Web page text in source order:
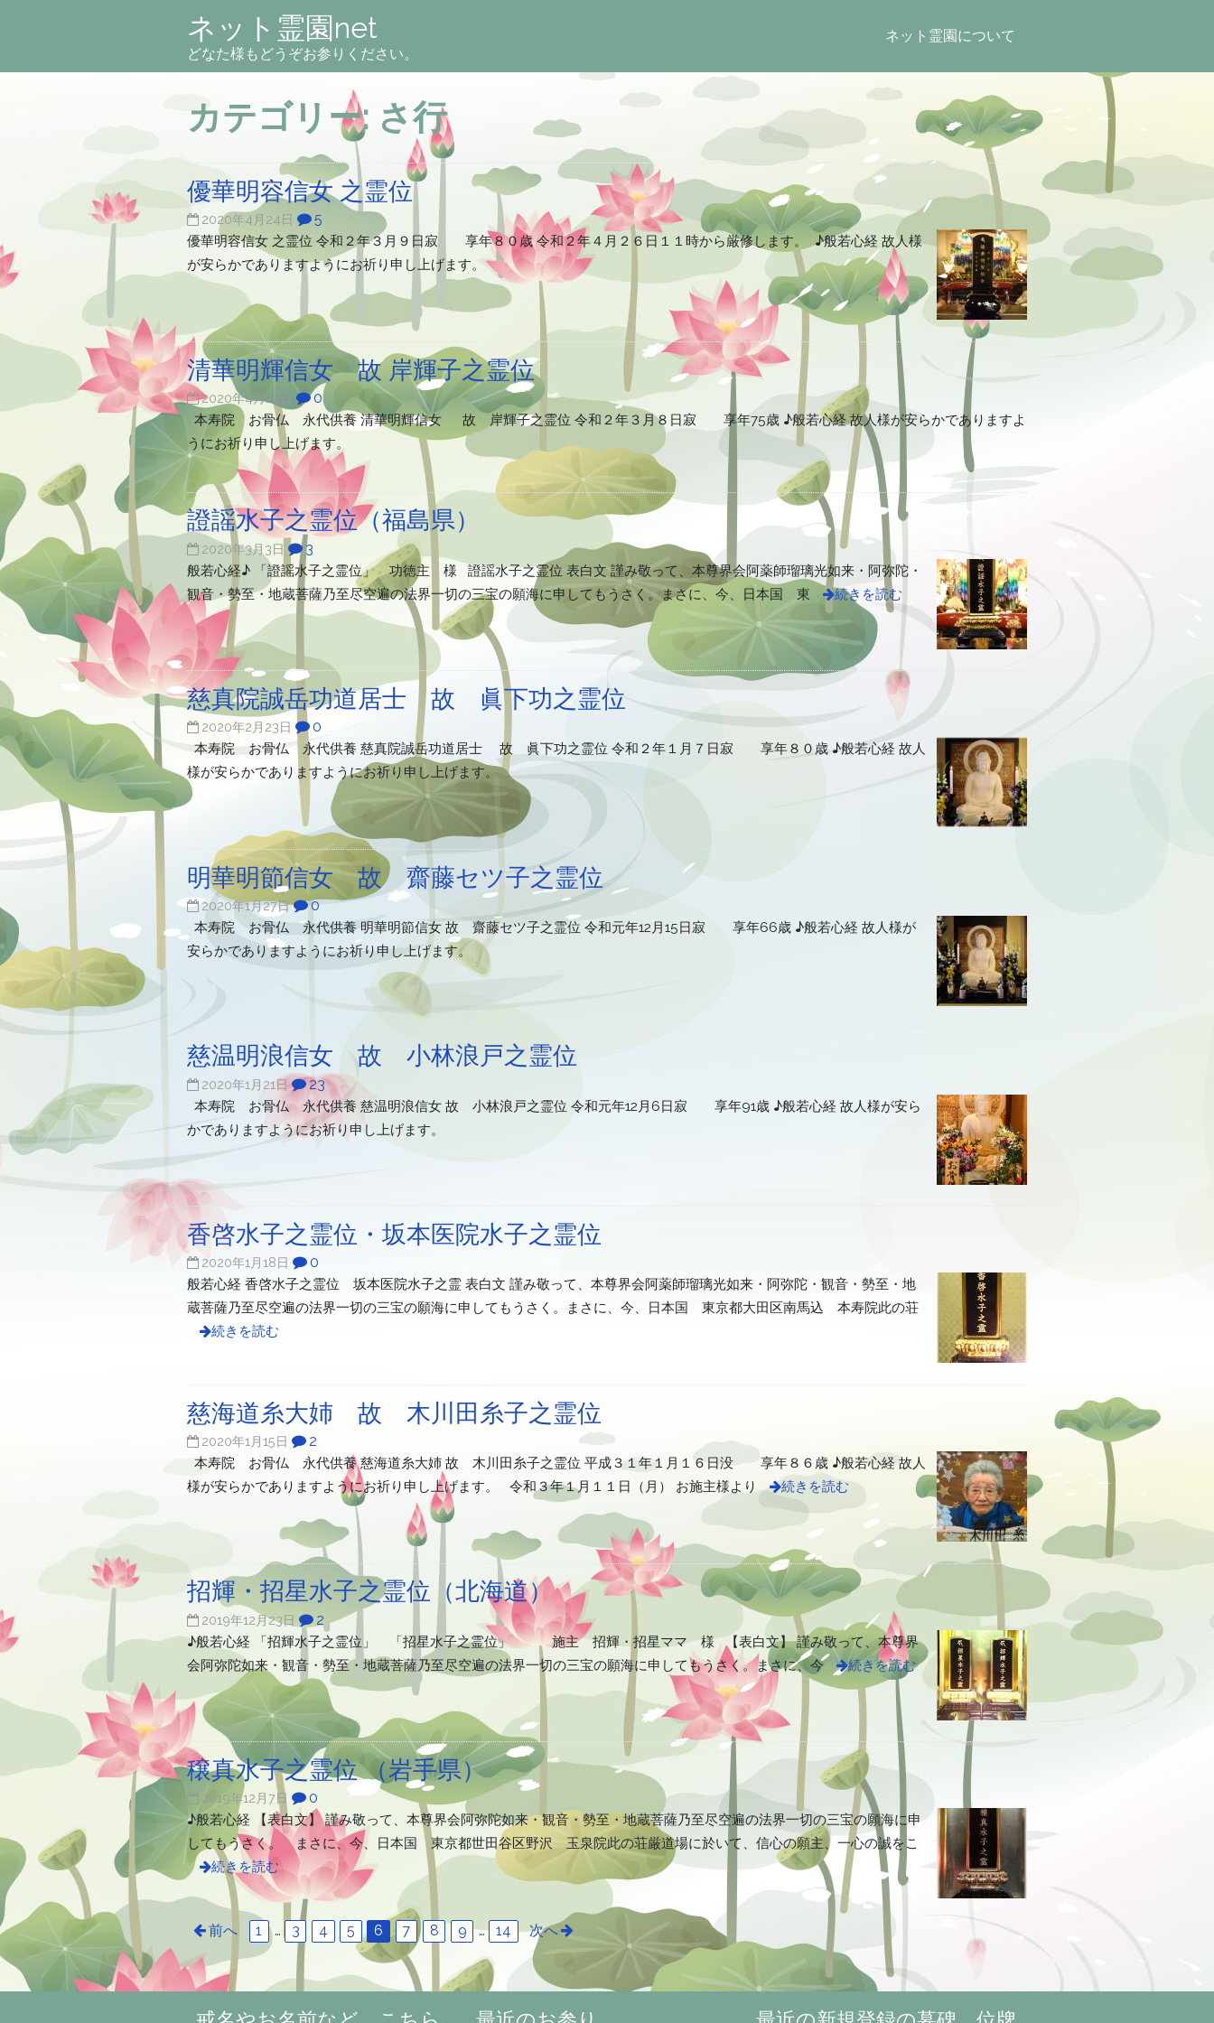
ネット霊園net
どなた様もどうぞお参りください。
ネット霊園について
カテゴリー: さ行
優華明容信女 之霊位
2020年4月24日 5
優華明容信女 之霊位 令和２年３月９日寂 享年８０歳 令和２年４月２６日１１時から厳修します。 ♪般若心経 故人様
が安らかでありますようにお祈り申し上げます。
清華明輝信女 故 岸輝子之霊位
2020年4月23日 0
本寿院 お骨仏 永代供養 清華明輝信女 故 岸輝子之霊位 令和２年３月８日寂 享年75歳 ♪般若心経 故人様が安らかでありますよ
うにお祈り申し上げます。
證謡水子之霊位（福島県）
2020年3月3日 3
般若心経♪ 「證謡水子之霊位」 功徳主 様 證謡水子之霊位 表白文 謹み敬って、本尊界会阿薬師瑠璃光如来・阿弥陀・
観音・勢至・地蔵菩薩乃至尽空遍の法界一切の三宝の願海に申してもうさく。まさに、今、日本国 東
続きを読む
慈真院誠岳功道居士 故 眞下功之霊位
2020年2月23日 0
本寿院 お骨仏 永代供養 慈真院誠岳功道居士 故 眞下功之霊位 令和２年１月７日寂 享年８０歳 ♪般若心経 故人
様が安らかでありますようにお祈り申し上げます。
明華明節信女 故 齋藤セツ子之霊位
2020年1月27日 0
本寿院 お骨仏 永代供養 明華明節信女 故 齋藤セツ子之霊位 令和元年12月15日寂 享年66歳 ♪般若心経 故人様が
安らかでありますようにお祈り申し上げます。
慈温明浪信女 故 小林浪戸之霊位
2020年1月21日 23
本寿院 お骨仏 永代供養 慈温明浪信女 故 小林浪戸之霊位 令和元年12月6日寂 享年91歳 ♪般若心経 故人様が安ら
かでありますようにお祈り申し上げます。
香啓水子之霊位・坂本医院水子之霊位
2020年1月18日 0
般若心経 香啓水子之霊位 坂本医院水子之霊 表白文 謹み敬って、本尊界会阿薬師瑠璃光如来・阿弥陀・観音・勢至・地
蔵菩薩乃至尽空遍の法界一切の三宝の願海に申してもうさく。まさに、今、日本国 東京都大田区南馬込 本寿院此の荘
続きを読む
慈海道糸大姉 故 木川田糸子之霊位
2020年1月15日 2
本寿院 お骨仏 永代供養 慈海道糸大姉 故 木川田糸子之霊位 平成３１年１月１６日没 享年８６歳 ♪般若心経 故人
様が安らかでありますようにお祈り申し上げます。 令和３年１月１１日（月） お施主様より
続きを読む
招輝・招星水子之霊位（北海道）
2019年12月23日 2
♪般若心経 「招輝水子之霊位」 「招星水子之霊位」 施主 招輝・招星ママ 様 【表白文】 謹み敬って、本尊界
会阿弥陀如来・観音・勢至・地蔵菩薩乃至尽空遍の法界一切の三宝の願海に申してもうさく。まさに、今
続きを読む
穣真水子之霊位 （岩手県）
2019年12月7日 0
♪般若心経 【表白文】 謹み敬って、本尊界会阿弥陀如来・観音・勢至・地蔵菩薩乃至尽空遍の法界一切の三宝の願海に申
してもうさく。 まさに、今、日本国 東京都世田谷区野沢 玉泉院此の荘厳道場に於いて、信心の願主、一心の誠をこ
続きを読む
前へ 1 … 3 4 5 6 7 8 9 … 14 次へ